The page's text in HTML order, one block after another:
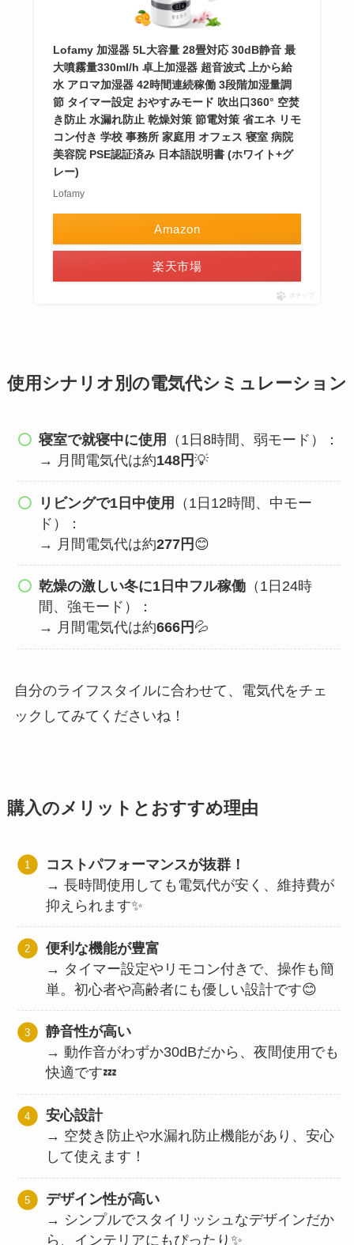
Lofamy 加湿器 5L大容量 28畳対応 30dB静音 最
大噴霧量330ml/h 卓上加湿器 超音波式 上から給
水 アロマ加湿器 42時間連続稼働 3段階加湿量調
節 タイマー設定 おやすみモード 吹出口360° 空焚
き防止 水漏れ防止 乾燥対策 節電対策 省エネ リモ
コン付き 学校 事務所 家庭用 オフェス 寝室 病院
美容院 PSE認証済み 日本語説明書 (ホワイト+グ
レー)
Lofamy
Amazon
楽天市場
ポチップ
使用シナリオ別の電気代シミュレーション
寝室で就寝中に使用
（1日8時間、弱モード）：
→ 月間電気代は約148円💡
リビングで1日中使用
（1日12時間、中モー
ド）：
→ 月間電気代は約277円 😊
乾燥の激しい冬に1日中フル稼働 （1日24時
間、強モード）：
→ 月間電気代は約666円 💦
自分のライフスタイルに合わせて、電気代をチェ
ックしてみてくださいね！
購入のメリットとおすすめ理由
コストパフォーマンスが抜群！
→ 長時間使用しても電気代が安く、維持費が
抑えられます✨
便利な機能が豊富
→ タイマー設定やリモコン付きで、操作も簡
単。初心者や高齢者にも優しい設計です😊
静音性が高い
→ 動作音がわずか30dBだから、夜間使用でも
快適です💤
安心設計
→ 空焚き防止や水漏れ防止機能があり、安心
して使えます！
デザイン性が高い
→ シンプルでスタイリッシュなデザインだか
ら、インテリアにもぴったり✨